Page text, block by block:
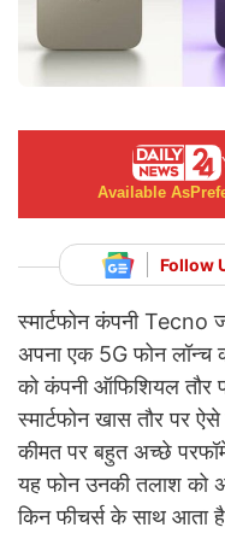
Available As
Follow
स्मार्टफोन कंपनी Tecno
अपना एक 5G फोन
को कंपनी ऑफिशियल तौर
स्मार्टफोन खास तौर पर
कीमत पर बहुत अच्छे
यह फोन उनकी तलाश
किन फीचर्स के साथ आता